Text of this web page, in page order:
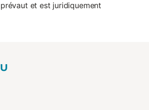
et est juridiquement